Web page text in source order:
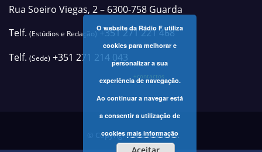
Rua Soeiro Viegas, 2 – 6300-758 Guarda
Telf. (Estúdios e Redação)+351 271 221 468
Telf. (Sede) +351 271 214 043
+contactos
© Copyright 2025 Rádio F
O website da Rádio F utiliza
cookies para melhorar e
personalizar a sua
experiência de navegação.
Ao continuar a navegar está
a consentir a utilização de
cookiesmais informação